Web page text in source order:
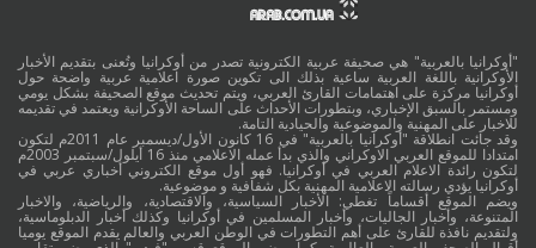
"أوكرانيا بالعربية" هي صحيفة عربية الكترونية تصدر من أوكرانيا وتُعنى بتقديم الأخبار
الأوكرانية باللغة العربية ساعية بذلك الى تكوين صورة اعلامية عربية واضحة حول
أوكرانيا مركزة على اهتمامات القارئ العربي، ويتم تحديث موقع الصحيفة بشكل يومي
ومستمر بالسبق الإخباري، وبتطورات الأحداث على الساحة الأوكرانية ويعتمد في تقديمه
للاخبار على المهنية والموضوعية والحيادية التامة.
وقد جائت انطلاقة "أوكرانيا بالعربية" في 16 كانون الأول/ديسمبر عام 2011م لتكون
امتدادا للموقع العربي الاوكراني والذي بدأ عمله الاعلامي منذ 16 أيلول/سبتمبر 2003م
لتكون رائدة الاعلام العربي في أوكرانيا. فهو أول موقع الكتروني أخباري عربي في
أوكرانيا يؤدي رسالته الاعلامية المهنية بكل شفافية و موضوعية.
ويضم الموقع أقساماً تغطي: الأخبار السياسية، والاقتصادية، والرياضية، والاخبار
المتنوعة، وأخبار الجاليات، وأخبار المسلمين في أوكرانيا وكذلك أخبار الدبلوماسية،
ولتقديم نافذة للقارئ على أهم التطورات في الوطن العربي والعالم يقدم الموقع يوميا